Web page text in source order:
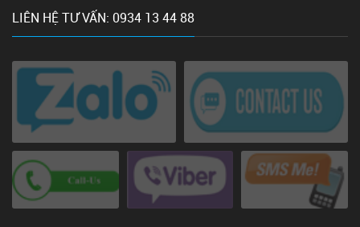
LIÊN HỆ TƯ VẤN: 0934 13 44 88